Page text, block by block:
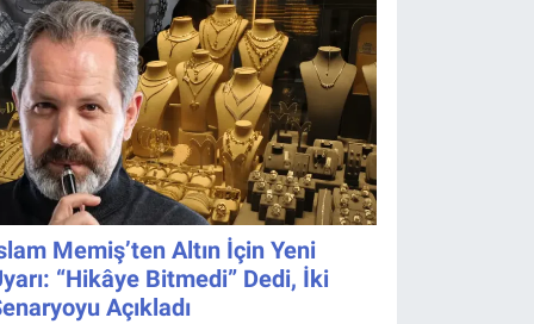
Memiş’ten Altın İçin Yeni
“Hikâye Bitmedi” Dedi, İki
Açıkladı